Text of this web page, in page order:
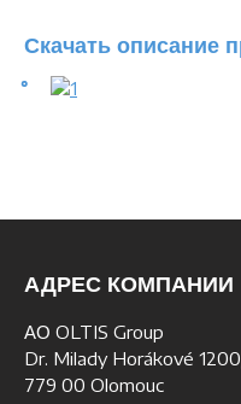
Скачать описание
АДРЕС КОМПАНИИ
АО OLTIS Group
Dr. Milady Horákové
779 00 Olomouc